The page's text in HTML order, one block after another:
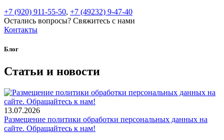
+7 (920) 911-55-50, +7 (49232) 9-47-40
Остались вопросы? Свяжитесь с нами
Контакты
Блог
Статьи и новости
13.07.2026
Размещение политики обработки персональных данных на
сайте. Обращайтесь к нам!